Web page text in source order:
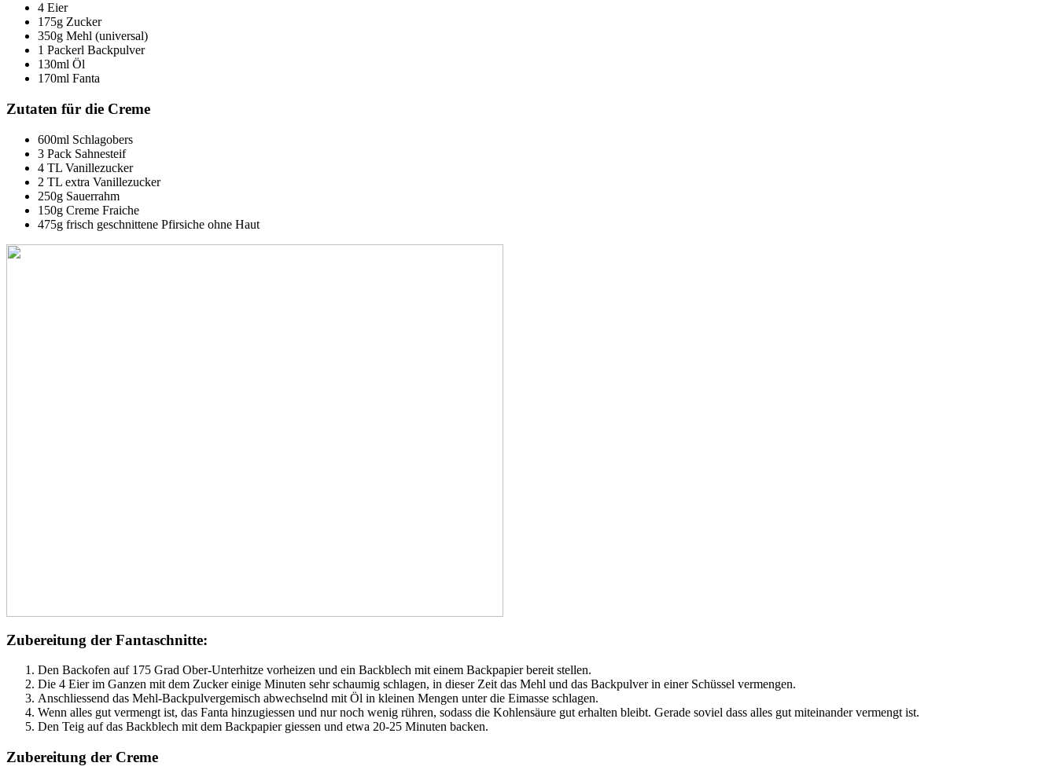
4 Eier
175g Zucker
350g Mehl (universal)
1 Packerl Backpulver
130ml Öl
170ml Fanta
Zutaten für die Creme
600ml Schlagobers
3 Pack Sahnesteif
4 TL Vanillezucker
2 TL extra Vanillezucker
250g Sauerrahm
150g Creme Fraiche
475g frisch geschnittene Pfirsiche ohne Haut
Zubereitung der Fantaschnitte:
Den Backofen auf 175 Grad Ober-Unterhitze vorheizen und ein Backblech mit einem Backpapier bereit stellen.
Die 4 Eier im Ganzen mit dem Zucker einige Minuten sehr schaumig schlagen, in dieser Zeit das Mehl und das Backpulver in einer Schüssel vermengen.
Anschliessend das Mehl-Backpulvergemisch abwechselnd mit Öl in kleinen Mengen unter die Eimasse schlagen.
Wenn alles gut vermengt ist, das Fanta hinzugiessen und nur noch wenig rühren, sodass die Kohlensäure gut erhalten bleibt. Gerade soviel dass alles gut miteinander vermengt ist.
Den Teig auf das Backblech mit dem Backpapier giessen und etwa 20-25 Minuten backen.
Zubereitung der Creme